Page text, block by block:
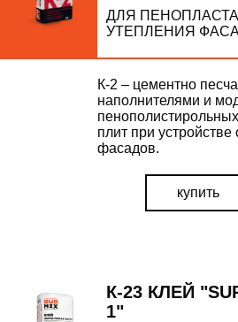
ДЛЯ
УТЕПЛЕНИЯ
К-2 – цементно
наполнителями и
плит при
фасадов.
купить
К-23 КЛЕЙ
1"